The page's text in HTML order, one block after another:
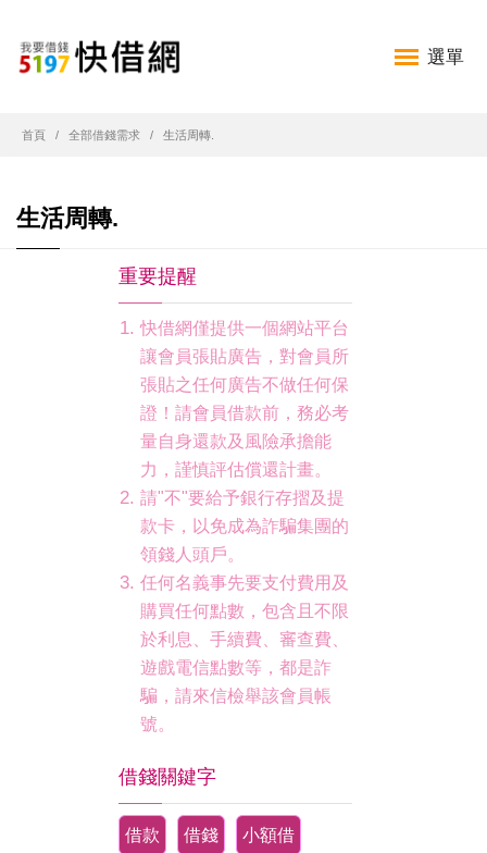
選單
首頁 全部借錢需求 生活周轉.
生活周轉.
重要提醒
快借網僅提供一個網站平台
讓會員張貼廣告，對會員所
張貼之任何廣告不做任何保
證！請會員借款前，務必考
量自身還款及風險承擔能
力，謹慎評估償還計畫。
請"不"要給予銀行存摺及提
款卡，以免成為詐騙集團的
領錢人頭戶。
任何名義事先要支付費用及
購買任何點數，包含且不限
於利息、手續費、審查費、
遊戲電信點數等，都是詐
騙，請來信檢舉該會員帳
號。
借錢關鍵字
借款 借錢 小額借